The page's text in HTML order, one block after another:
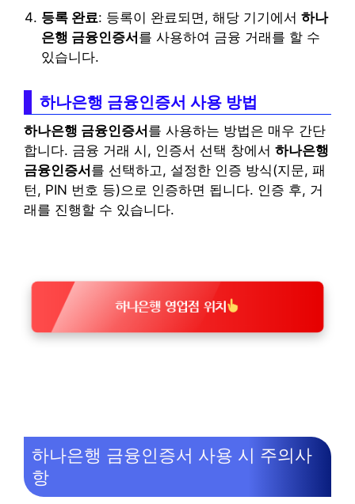
등록 완료: 등록이 완료되면, 해당 기기에서하나
은행 금융인증서를 사용하여 금융 거래를 할 수
있습니다.
하나은행 금융인증서 사용 방법
하나은행 금융인증서를 사용하는 방법은 매우 간단
합니다. 금융 거래 시, 인증서 선택 창에서 하나은행
금융인증서를 선택하고, 설정한 인증 방식(지문, 패
턴, PIN 번호 등)으로 인증하면 됩니다. 인증 후, 거
래를 진행할 수 있습니다.
하나은행 영업점 위치
하나은행 금융인증서 사용 시 주의사
항